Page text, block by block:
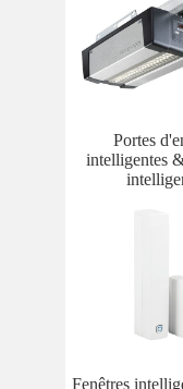
Portes
intelligentes
Fenêtres